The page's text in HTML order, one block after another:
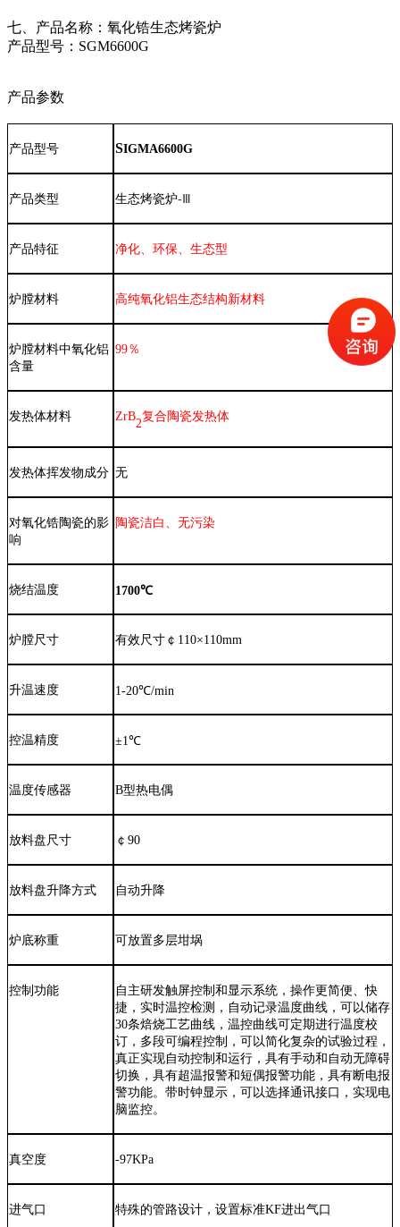
七、产品名称：氧化锆生态烤瓷炉
产品型号：SGM6600G
产品参数
产品型号 SIGMA6600G
产品类型 生态烤瓷炉-Ⅲ
产品特征 净化、环保、生态型
炉膛材料 高纯氧化铝生态结构新材料
炉膛材料中氧化铝
含量
99％
发热体材料 ZrB
2
复合陶瓷发热体
发热体挥发物成分 无
对氧化锆陶瓷的影
响
陶瓷洁白、无污染
烧结温度 1700℃
炉膛尺寸 有效尺寸￠ 110×110mm
升温速度 1-20℃/min
控温精度 ±1℃
温度传感器 B型热电偶
放料盘尺寸 ￠90
放料盘升降方式 自动升降
炉底称重 可放置多层坩埚
控制功能 自主研发触屏控制和显示系统 ，操作更简便、快
捷 ，实时温控检测， 自动记录温度曲线，可以储存
30条焙烧工艺曲线 ，温控曲线可定期进行温度校
订 ， 多段可编程控制，可以简化复杂的试验过程，
真正实现自动控制和运行 ，具有手动和自动无障碍
切换，具有超温报警和短偶报警功能，具有断电报
警功能。带时钟显示，可以选择通讯接口，实现电
脑监控。
真空度 -97KPa
进气口 特殊的管路设计，设置标准KF进出气口